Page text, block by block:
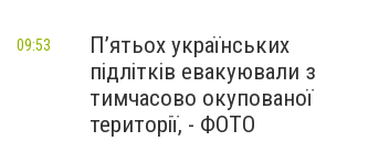
П’ятьох українських
підлітків евакуювали з
тимчасово окупованої
території, - ФОТО
09:53